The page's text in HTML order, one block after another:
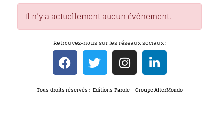
Il n’y a actuellement aucun évènement.
Retrouvez-nous sur les réseaux sociaux :
Tous droits réservés : Editions Parole – Groupe AlterMondo